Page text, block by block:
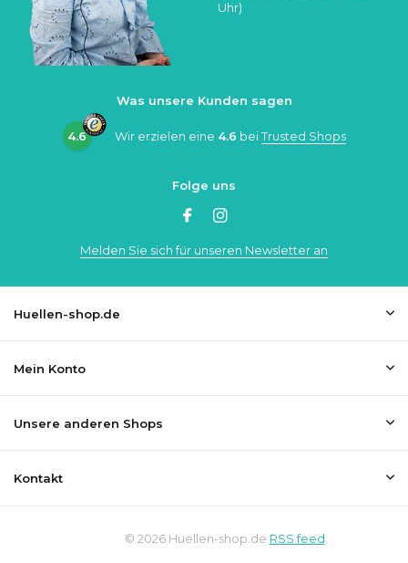
Uhr)
Was unsere Kunden sagen
4.6 Wir erzielen eine 4.6 beiTrusted Shops
Folge uns
Melden Sie sich für unseren Newsletter an
Huellen-shop.de
Mein Konto
Unsere anderen Shops
Kontakt
© 2026 Huellen-shop.de RSS feed